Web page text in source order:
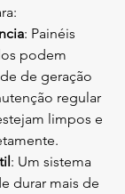
: Painéis
podem
de geração
regular
limpos e
: Um sistema
durar mais de